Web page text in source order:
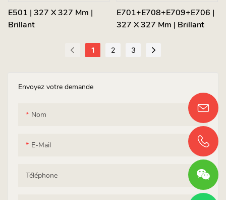
Envoyez votre demande
Nom
E-Mail
Téléphone
E501 | 327 X 327 Mm |
Brillant
E701+E708+E709+E706 |
327 X 327 Mm | Brillant
1 2 3